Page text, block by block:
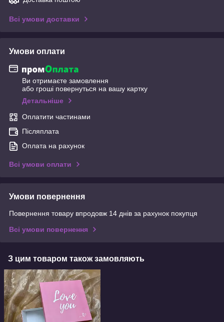
Всі умови доставки
Умови оплати
Ви отримаєте замовлення
або гроші повернуться на вашу картку
Детальніше
Оплатити частинами
Післяплата
Оплата на рахунок
Всі умови оплати
Умови повернення
Повернення товару впродовж 14 днів за рахунок покупця
Всі умови повернення
З цим товаром також замовляють